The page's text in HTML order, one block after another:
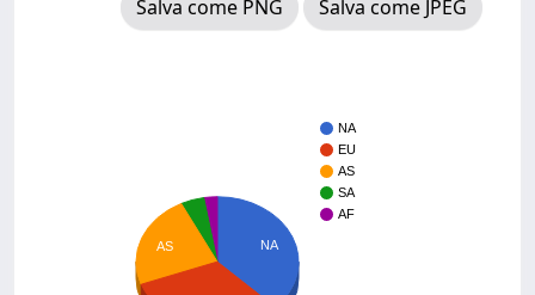
Salva come PNG
Salva come JPEG
NA
EU
AS
SA
AF
NA
AS